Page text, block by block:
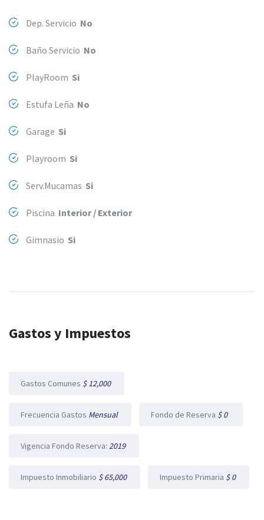
Dep. Servicio No
Baño Servicio No
PlayRoom Si
Estufa Leña No
Garage Si
Playroom Si
Serv.Mucamas Si
Piscina Interior / Exterior
Gimnasio Si
Gastos y Impuestos
Gastos Comunes $ 12,000
Frecuencia Gastos Mensual Fondo de Reserva $ 0
Vigencia Fondo Reserva: 2019
Impuesto Inmobiliario $ 65,000 Impuesto Primaria $ 0